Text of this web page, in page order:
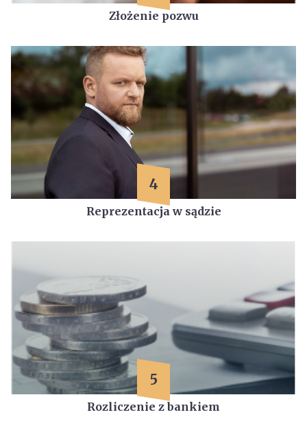
Złożenie pozwu
4
Reprezentacja w sądzie
5
Rozliczenie z bankiem